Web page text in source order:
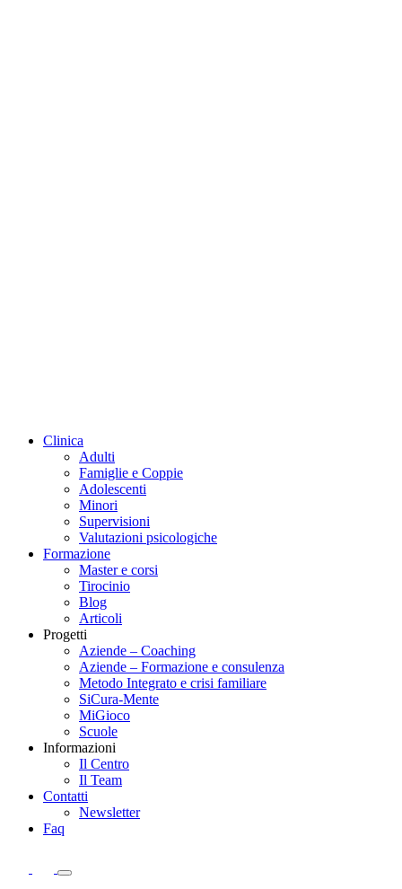
Clinica
Adulti
Famiglie e Coppie
Adolescenti
Minori
Supervisioni
Valutazioni psicologiche
Formazione
Master e corsi
Tirocinio
Blog
Articoli
Progetti
Aziende – Coaching
Aziende – Formazione e consulenza
Metodo Integrato e crisi familiare
SiCura-Mente
MiGioco
Scuole
Informazioni
Il Centro
Il Team
Contatti
Newsletter
Faq